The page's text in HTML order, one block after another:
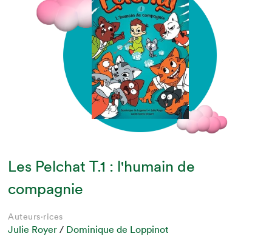
Les Pelchat T.1 : l'humain de
compagnie
Auteurs·rices
Julie Royer / Dominique de Loppinot